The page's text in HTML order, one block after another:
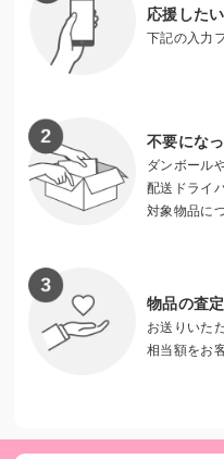
時には予想外の手術、投薬
も・・・。
「健康な犬もそうでなかっ
に！」との思いから、譲渡
治療費のみお願いしていま
応援した
下記の入力
不要にな
ダンボール
配送ドライ
対象物品に
物品の査
お送りいた
相当額をお